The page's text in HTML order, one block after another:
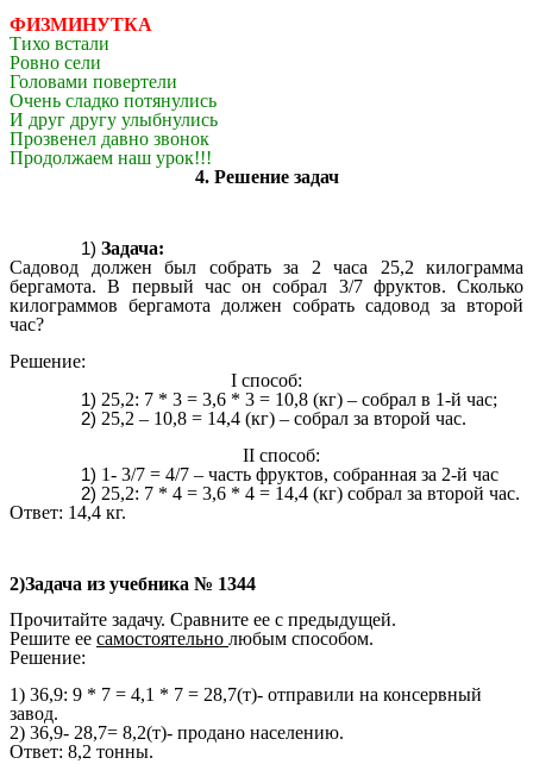
ФИЗМИНУТКА
Тихо встали
Ровно сели
Головами повертели
Очень сладко потянулись
И друг другу улыбнулись
Прозвенел давно звонок
Продолжаем наш урок!!!
4. Решение задач
Задача:
Садовод должен был собрать за 2 часа 25,2 килограмма
бергамота. В первый час он собрал 3/7 фруктов. Сколько
килограммов бергамота должен собрать садовод за второй
час?
Решение:
I способ:
25,2: 7 * 3 = 3,6 * 3 = 10,8 (кг) – собрал в 1-й час;
25,2 – 10,8 = 14,4 (кг) – собрал за второй час.
II способ:
1- 3/7 = 4/7 – часть фруктов, собранная за 2-й час
25,2: 7 * 4 = 3,6 * 4 = 14,4 (кг) собрал за второй час.
Ответ: 14,4 кг.
2)Задача из учебника № 1344
Прочитайте задачу. Сравните ее с предыдущей.
Решите ее самостоятельно любым способом.
Решение:
1) 36,9: 9 * 7 = 4,1 * 7 = 28,7(т)- отправили на консервный
завод.
2) 36,9- 28,7= 8,2(т)- продано населению.
Ответ: 8,2 тонны.